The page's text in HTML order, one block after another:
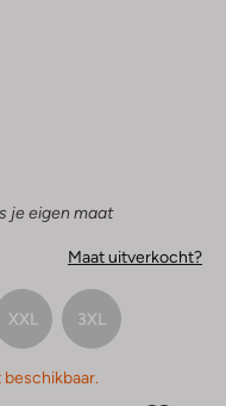
je eigen maat
Maat uitverkocht?
XXL 3XL